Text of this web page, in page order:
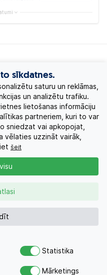
sīkdatnes.
saturu un reklāmas,
un analizētu trafiku.
lietošanas informāciju
partneriem, kuri to var
sniedzat vai apkopojat,
vēlaties uzzināt vairāk,
šeit
Statistika
Mārketings